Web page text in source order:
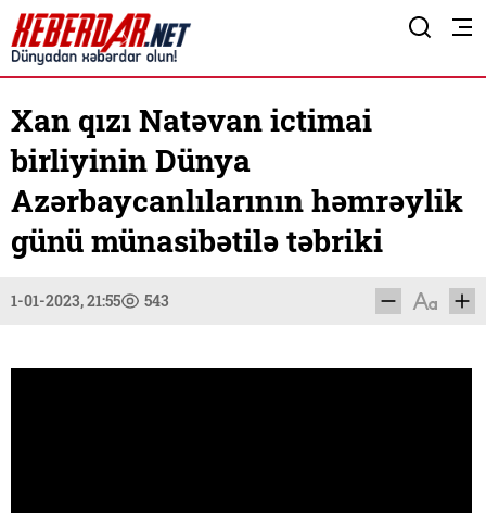
Xan qızı Natəvan ictimai
birliyinin Dünya
Azərbaycanlılarının həmrəylik
günü münasibətilə təbriki
1-01-2023, 21:55 543